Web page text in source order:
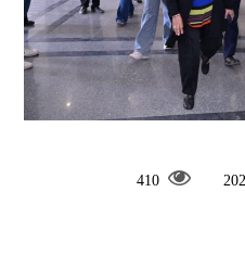
410